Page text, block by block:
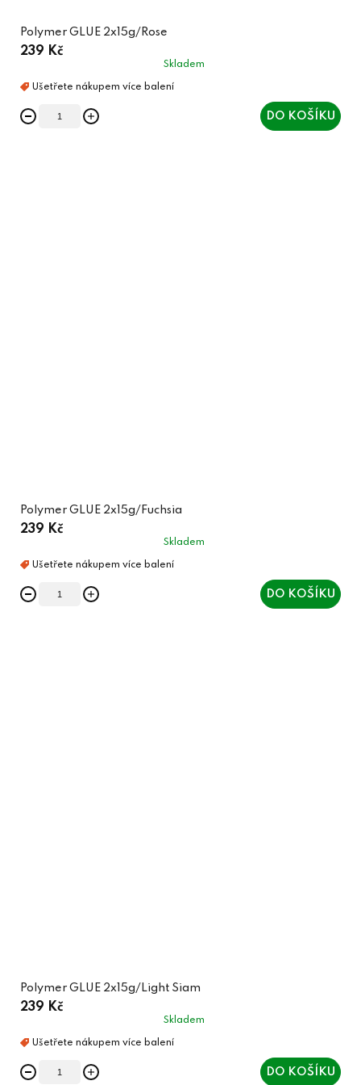
Polymer GLUE 2x15g/Rose
239 Kč
Skladem
DO KOŠÍKU
Polymer GLUE 2x15g/Fuchsia
239 Kč
Skladem
DO KOŠÍKU
Polymer GLUE 2x15g/Light Siam
239 Kč
Skladem
DO KOŠÍKU